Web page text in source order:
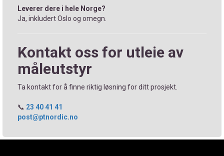
Leverer dere i hele Norge?
Ja, inkludert Oslo og omegn.
Kontakt oss for utleie av
måleutstyr
Ta kontakt for å finne riktig løsning for ditt prosjekt.
📞 23 40 41 41
post@ptnordic.no